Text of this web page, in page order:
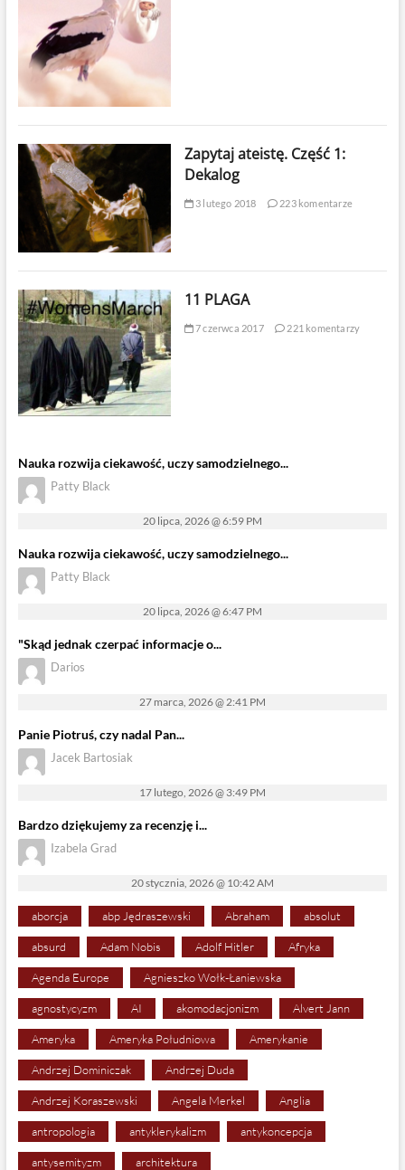
Zapytaj ateistę. Część 1:
Dekalog
3 lutego 2018 223 komentarze
11 PLAGA
7 czerwca 2017 221 komentarzy
Nauka rozwija ciekawość, uczy samodzielnego...
Patty Black
20 lipca, 2026 @ 6:59 PM
Nauka rozwija ciekawość, uczy samodzielnego...
Patty Black
20 lipca, 2026 @ 6:47 PM
"Skąd jednak czerpać informacje o...
Darios
27 marca, 2026 @ 2:41 PM
Panie Piotruś, czy nadal Pan...
Jacek Bartosiak
17 lutego, 2026 @ 3:49 PM
Bardzo dziękujemy za recenzję i...
Izabela Grad
20 stycznia, 2026 @ 10:42 AM
aborcja abp Jędraszewski Abraham absolut
absurd Adam Nobis Adolf Hitler Afryka
Agenda Europe Agnieszko Wołk-Łaniewska
agnostycyzm AI akomodacjonizm Alvert Jann
Ameryka Ameryka Południowa Amerykanie
Andrzej Dominiczak Andrzej Duda
Andrzej Koraszewski Angela Merkel Anglia
antropologia antyklerykalizm antykoncepcja
antysemityzm architektura